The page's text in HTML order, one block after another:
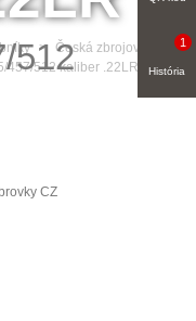
> Česká zbrojovka
457/512 kaliber .22LR
512
CZ
História
1